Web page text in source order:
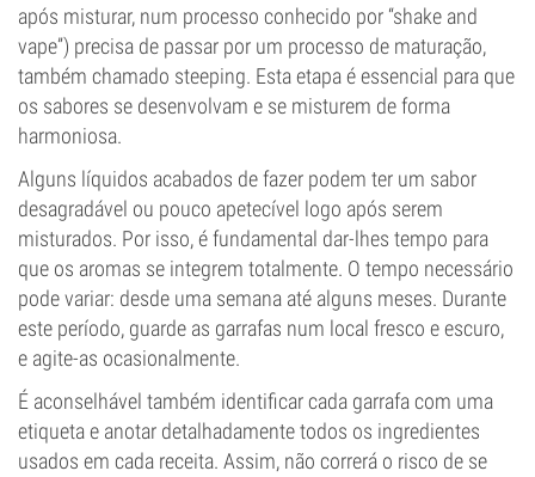
após misturar, num processo conhecido por “shake and
vape”) precisa de passar por um processo de maturação,
também chamado steeping. Esta etapa é essencial para que
os sabores se desenvolvam e se misturem de forma
harmoniosa.
Alguns líquidos acabados de fazer podem ter um sabor
desagradável ou pouco apetecível logo após serem
misturados. Por isso, é fundamental dar-lhes tempo para
que os aromas se integrem totalmente. O tempo necessário
pode variar: desde uma semana até alguns meses. Durante
este período, guarde as garrafas num local fresco e escuro,
e agite-as ocasionalmente.
É aconselhável também identificar cada garrafa com uma
etiqueta e anotar detalhadamente todos os ingredientes
usados em cada receita. Assim, não correrá o risco de se